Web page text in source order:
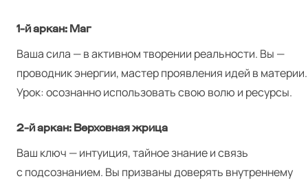
1‑й аркан: Маг
Ваша сила — в активном творении реальности. Вы —
проводник энергии, мастер проявления идей в материи.
Урок: осознанно использовать свою волю и ресурсы.
2‑й аркан: Верховная жрица
Ваш ключ — интуиция, тайное знание и связь
с подсознанием. Вы призваны доверять внутреннему